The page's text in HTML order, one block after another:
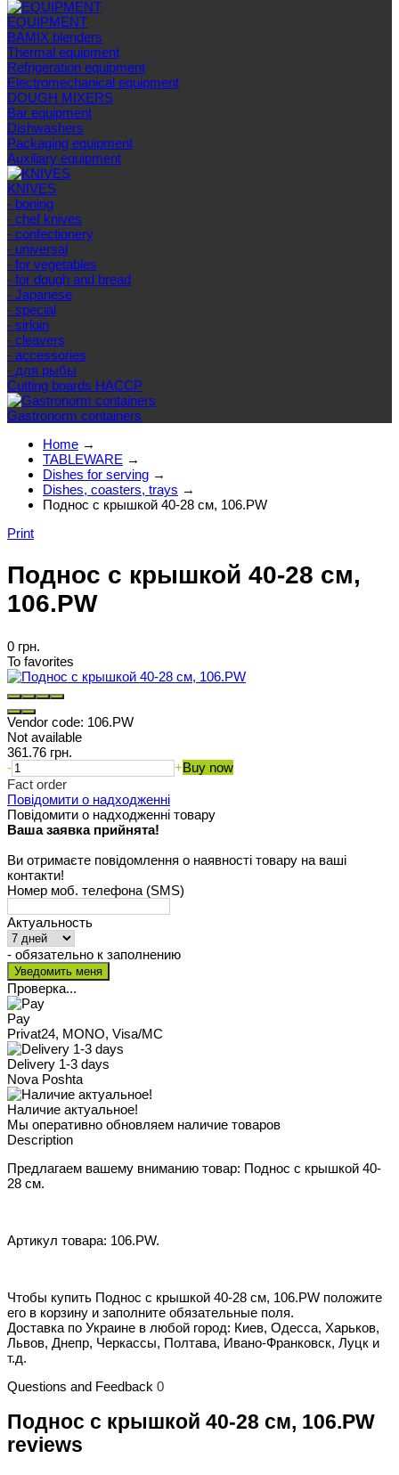
EQUIPMENT
BAMIX blenders
Thermal equipment
Refrigeration equipment
Electromechanical equipment
DOUGH MIXERS
Bar equipment
Dishwashers
Packaging equipment
Auxiliary equipment
KNIVES
- boning
- chef knives
- confectionery
- universal
- for vegetables
- for dough and bread
- Japanese
- special
- sirloin
- cleavers
- accessories
- для рыбы
Cutting boards HACCP
Gastronorm containers
Home →
TABLEWARE →
Dishes for serving →
Dishes, coasters, trays →
Поднос с крышкой 40-28 см, 106.PW
Print
Поднос с крышкой 40-28 см,
106.PW
0 грн.
To favorites
Vendor code: 106.PW
Not available
361.76 грн.
-
+Buy now
Fact order
Повідомити о надходженні
Повідомити о надходженні товару
Ваша заявка прийнята!
Ви отримаєте повідомлення о наявності товару на ваші
контакти!
Номер моб. телефона (SMS)
Актуальность
- обязательно к заполнению
Проверка...
Pay
Privat24, MONO, Visa/MC
Delivery 1-3 days
Nova Poshta
Наличие актуальное!
Мы оперативно обновляем наличие товаров
Description
Предлагаем вашему вниманию товар: Поднос с крышкой 40-
28 см.
Артикул товара: 106.PW.
Чтобы купить Поднос с крышкой 40-28 см, 106.PW положите
его в корзину и заполните обязательные поля.
Доставка по Украине в любой город: Киев, Одесса, Харьков,
Львов, Днепр, Черкассы, Полтава, Ивано-Франковск, Луцк и
т.д.
Questions and Feedback 0
Поднос с крышкой 40-28 см, 106.PW
reviews